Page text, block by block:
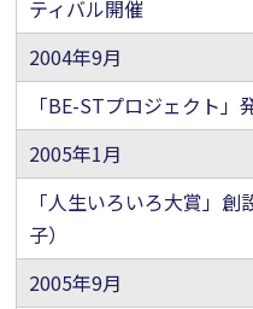
ティバル開催
2004年9月
「BE-STプロジェクト」
2005年1月
「人生いろいろ大賞」
子）
2005年9月